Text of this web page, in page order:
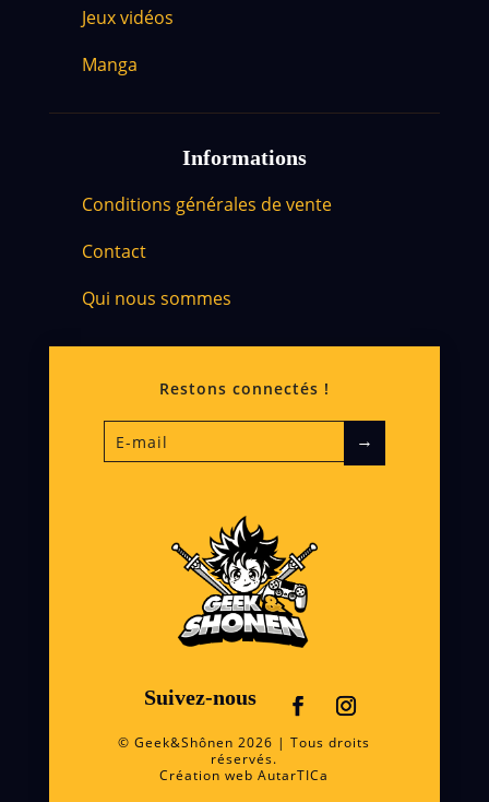
Jeux vidéos
Manga
Informations
Conditions générales de vente
Contact
Qui nous sommes
Suivez-nous
© Geek&Shônen 2026 | Tous droits
réservés.
Création webAutarTICa
Restons connectés !
→